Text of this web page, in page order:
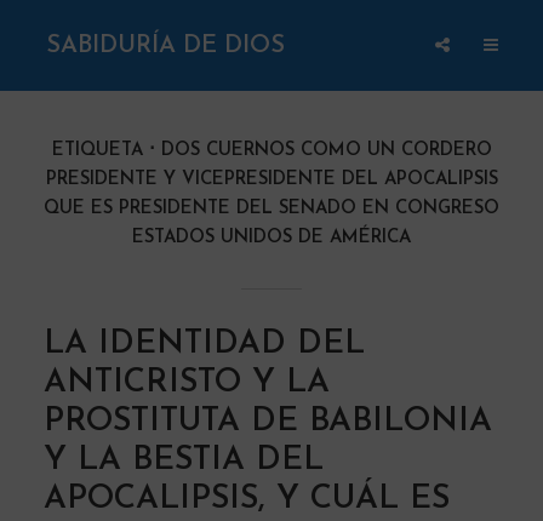
SABIDURÍA DE DIOS
ETIQUETA
DOS CUERNOS COMO UN CORDERO
PRESIDENTE Y VICEPRESIDENTE DEL APOCALIPSIS
QUE ES PRESIDENTE DEL SENADO EN CONGRESO
ESTADOS UNIDOS DE AMÉRICA
LA IDENTIDAD DEL
ANTICRISTO Y LA
PROSTITUTA DE BABILONIA
Y LA BESTIA DEL
APOCALIPSIS, Y CUÁL ES